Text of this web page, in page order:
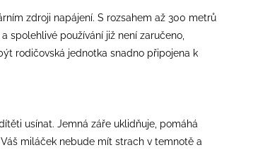
zdroji napájení. S rozsahem až 300 metrů
spolehlivé používání již není zaručeno,
rodičovská jednotka snadno připojena k
usínat. Jemná záře uklidňuje, pomáhá
miláček nebude mít strach v temnotě a